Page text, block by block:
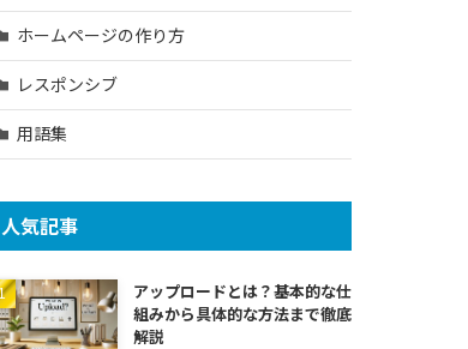
ホームページの作り方
レスポンシブ
用語集
人気記事
アップロードとは？基本的な仕
組みから具体的な方法まで徹底
解説